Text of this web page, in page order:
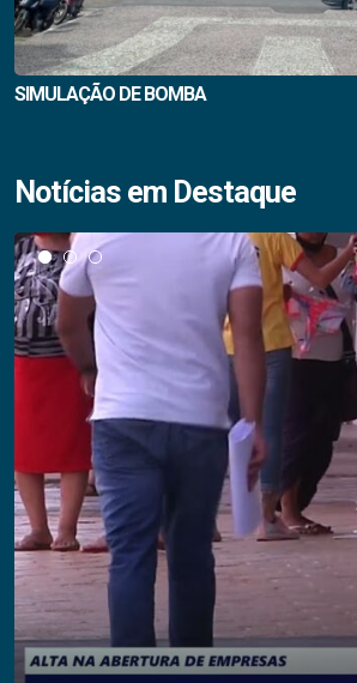
SIMULAÇÃO DE BOMBA
Notícias em Destaque